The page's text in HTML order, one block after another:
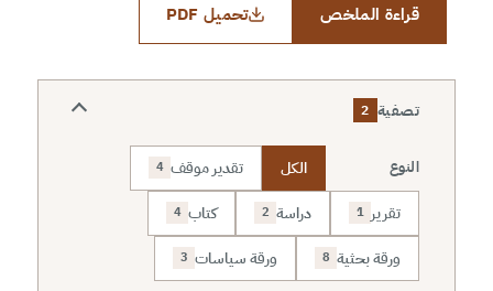
قراءة الملخص تحميل PDF
تصفية 2
النوع الكل تقدير موقف 4
تقرير 1 دراسة 2 كتاب 4
ورقة بحثية 8 ورقة سياسات 3